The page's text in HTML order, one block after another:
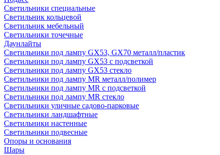
Светильники специальные
Светильник кольцевой
Светильник мебельный
Светильники точечные
Даунлайты
Светильники под лампу GX53, GX70 металл/пластик
Светильники под лампу GX53 с подсветкой
Светильники под лампу GX53 стекло
Светильники под лампу MR металл/полимер
Светильники под лампу MR с подсветкой
Светильники под лампу MR стекло
Светильники уличные садово-парковые
Светильники ландшафтные
Светильники настенные
Светильники подвесные
Опоры и основания
Шары